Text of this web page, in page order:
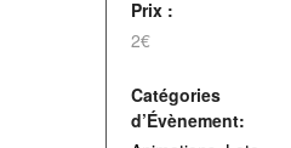
Prix :
2€
Catégories
d’Évènement: